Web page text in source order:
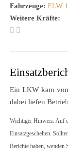
Fahrzeuge: ELW 1
Weitere Kräfte:
Ein LKW kam
dabei liefen
Wichtiger Hinweis: Auf
Einsatzgeschehen.
Berichte haben, wenden